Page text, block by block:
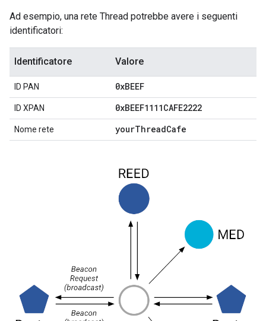
Ad esempio, una rete Thread potrebbe avere i seguenti
identificatori:
Identificatore Valore
ID PAN 0xBEEF
ID XPAN 0xBEEF1111CAFE2222
Nome rete yourThreadCafe